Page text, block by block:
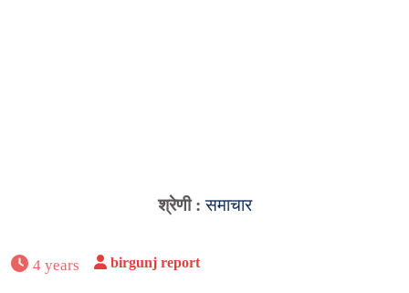
श्रेणी :समाचार
4 years birgunj report